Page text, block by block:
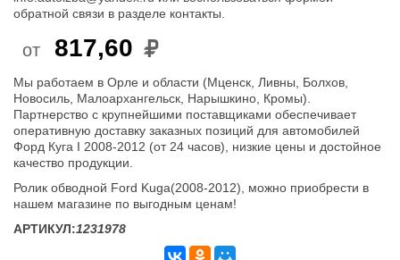
обратной связи в разделе контакты.
от 817,60
Мы работаем в Орле и области (Мценск, Ливны, Болхов,
Новосиль, Малоархангельск, Нарышкино, Кромы).
Партнерство с крупнейшими поставщиками обеспечивает
оперативную доставку заказных позиций для автомобилей
Форд Куга I 2008-2012 (от 24 часов), низкие цены и достойное
качество продукции.
Ролик обводной Ford Kuga(2008-2012), можно приобрести в
нашем магазине по выгодным ценам!
АРТИКУЛ:1231978